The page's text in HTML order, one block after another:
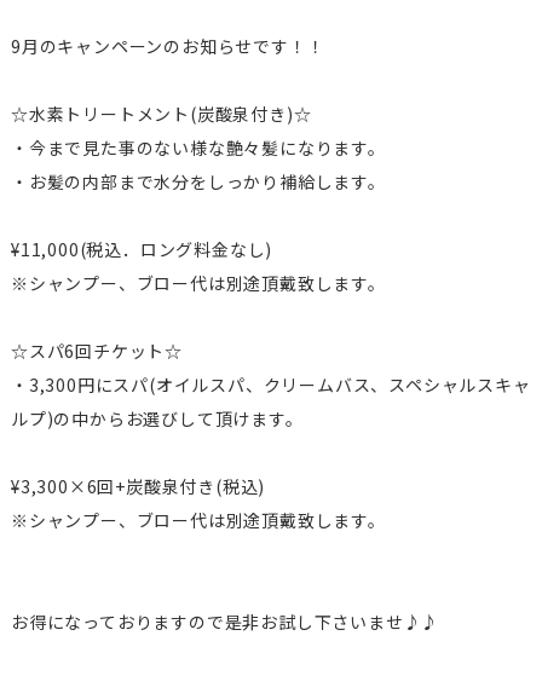
9月のキャンペーンのお知らせです！！
☆水素トリートメント(炭酸泉付き)☆
・今まで見た事のない様な艶々髪になります。
・お髪の内部まで水分をしっかり補給します。
¥11,000(税込．ロング料金なし)
※シャンプー、ブロー代は別途頂戴致します。
☆スパ6回チケット☆
・3,300円にスパ(オイルスパ、クリームバス、スペシャルスキャ
ルプ)の中からお選びして頂けます。
¥3,300×6回+炭酸泉付き(税込)
※シャンプー、ブロー代は別途頂戴致します。
お得になっておりますので是非お試し下さいませ♪♪